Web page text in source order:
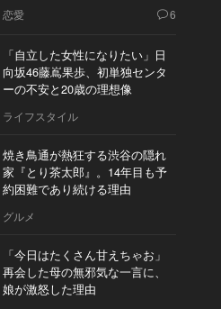
恋愛 6
「自立した女性になりたい」日
向坂46藤嶌果歩、初単独センタ
ーの不安と20歳の理想像
ライフスタイル
焼き鳥通が熱狂する渋谷の隠れ
家『とり茶太郎』。14年目も予
約困難であり続ける理由
グルメ
「今日はたくさん甘えちゃお」
再会した母の無邪気な一言に、
娘が激怒した理由